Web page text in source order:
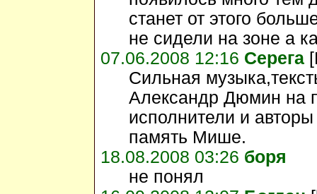
станет от этого
не сидели на зоне а
07.06.2008 12:16 Серега
Сильная
Александр Дюмин на
исполнители и
память Мише.
18.08.2008 03:26 боря
не понял